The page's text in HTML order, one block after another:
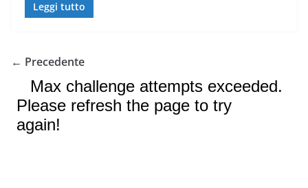
Leggi tutto
← Precedente